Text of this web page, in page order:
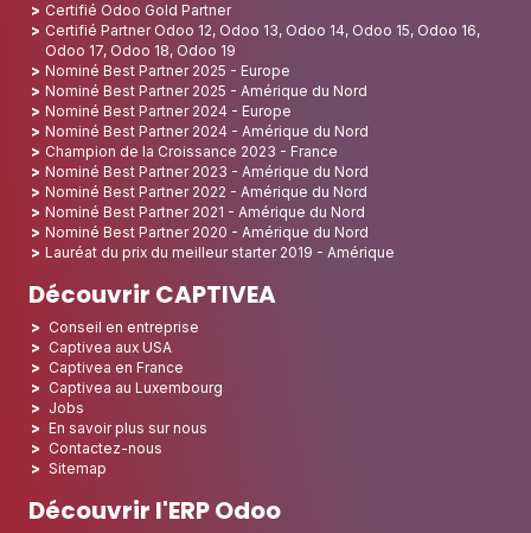
Certifié Odoo Gold Partner
Certifié Partner Odoo 12, Odoo 13, Odoo 14, Odoo 15, Odoo 16,
Odoo 17, Odoo 18, Odoo 19
Nominé Best Partner 2025 - Europe
Nominé Best Partner 2025 - Amérique du Nord
Nominé Best Partner 2024 - Europe
Nominé Best Partner 2024 - Amérique du Nord
Champion de la Croissance 2023 - France
Nominé Best Partner 2023 - Amérique du Nord
Nominé Best Partner 2022 - Amérique du Nord
Nominé Best Partner 2021 - Amérique du Nord
Nominé Best Partner 2020 - Amérique du Nord
Lauréat du prix du meilleur starter 2019 - Amérique
Découvrir CAPTIVEA
Conseil en entreprise
Captivea aux USA
Captivea en France
Captivea au Luxembourg
Jobs
En savoir plus sur nous
Contactez-nous
Sitemap
Découvrir l'ERP Odoo